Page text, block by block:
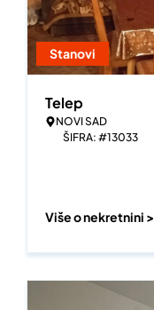
Stanovi
Telep
NOVI SAD
ŠIFRA: #13033
Više o nekretnini >